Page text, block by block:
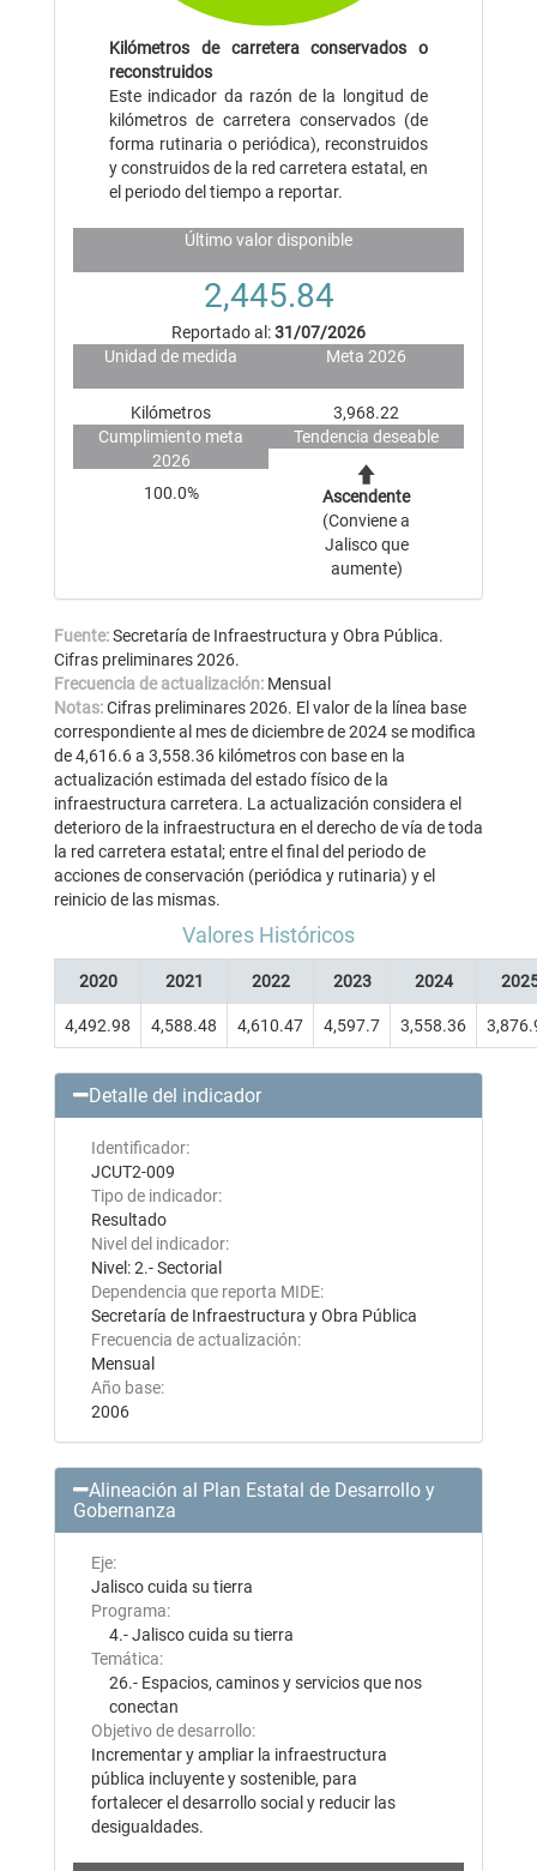
Kilómetros de carretera conservados o
reconstruidos
Este indicador da razón de la longitud de
kilómetros de carretera conservados (de
forma rutinaria o periódica), reconstruidos
y construidos de la red carretera estatal, en
el periodo del tiempo a reportar.
Último valor disponible
2,445.84
Reportado al:31/07/2026
Unidad de medida
Kilómetros
Meta 2026
3,968.22
Cumplimiento meta
2026
100.0%
Tendencia deseable
Ascendente
(Conviene a
Jalisco que
aumente)
Fuente:Secretaría de Infraestructura y Obra Pública.
Cifras preliminares 2026.
Frecuencia de actualización: Mensual
Notas:Cifras preliminares 2026. El valor de la línea base
correspondiente al mes de diciembre de 2024 se modifica
de 4,616.6 a 3,558.36 kilómetros con base en la
actualización estimada del estado físico de la
infraestructura carretera. La actualización considera el
deterioro de la infraestructura en el derecho de vía de toda
la red carretera estatal; entre el final del periodo de
acciones de conservación (periódica y rutinaria) y el
reinicio de las mismas.
Valores Históricos
2020 2021 2022 2023 2024
4,492.98 4,588.48 4,610.47 4,597.7 3,558.36
Detalle del indicador
Identificador:
JCUT2-009
Tipo de indicador:
Resultado
Nivel del indicador:
Nivel: 2.- Sectorial
Dependencia que reporta MIDE:
Secretaría de Infraestructura y Obra Pública
Frecuencia de actualización:
Mensual
Año base:
2006
Alineación al Plan Estatal de Desarrollo y
Gobernanza
Eje:
Jalisco cuida su tierra
Programa:
4.- Jalisco cuida su tierra
Temática:
26.- Espacios, caminos y servicios que nos
conectan
Objetivo de desarrollo:
Incrementar y ampliar la infraestructura
pública incluyente y sostenible, para
fortalecer el desarrollo social y reducir las
desigualdades.